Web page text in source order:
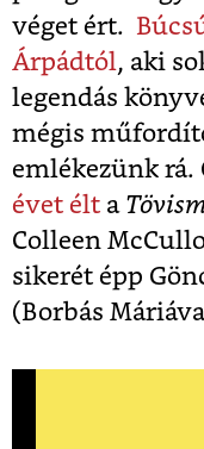
véget ért.
Árpádtól, aki
legendás
mégis
emlékezünk rá.
évet élt a
Colleen
sikerét épp
(Borbás